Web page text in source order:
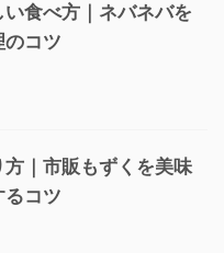
食べ方｜ネバネバを
のコツ
方｜市販もずくを美味
るコツ